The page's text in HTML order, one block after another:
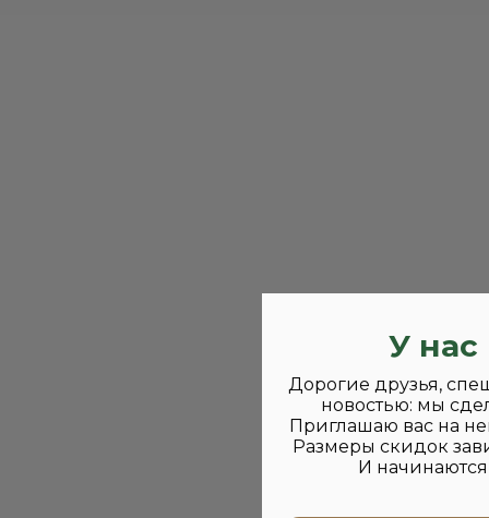
У нас
Дорогие друзья,
новостью: мы
Приглашаю вас на
Размеры скидок
И начинаются